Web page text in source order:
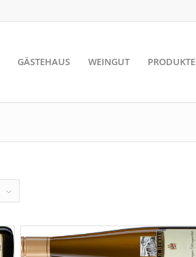
GÄSTEHAUS WEINGUT PRODUKTE